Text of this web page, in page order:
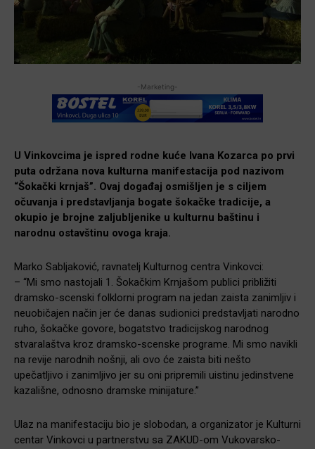
-Marketing-
U Vinkovcima je ispred rodne kuće Ivana Kozarca po prvi
puta održana nova kulturna manifestacija pod nazivom
“Šokački krnjaš”. Ovaj događaj osmišljen je s ciljem
očuvanja i predstavljanja bogate šokačke tradicije, a
okupio je brojne zaljubljenike u kulturnu baštinu i
narodnu ostavštinu ovoga kraja.
Marko Sabljaković, ravnatelj Kulturnog centra Vinkovci:
– “Mi smo nastojali 1. Šokačkim Krnjašom publici približiti
dramsko-scenski folklorni program na jedan zaista zanimljiv i
neuobičajen način jer će danas sudionici predstavljati narodno
ruho, šokačke govore, bogatstvo tradicijskog narodnog
stvaralaštva kroz dramsko-scenske programe. Mi smo navikli
na revije narodnih nošnji, ali ovo će zaista biti nešto
upečatljivo i zanimljivo jer su oni pripremili uistinu jedinstvene
kazališne, odnosno dramske minijature.”
Ulaz na manifestaciju bio je slobodan, a organizator je Kulturni
centar Vinkovci u partnerstvu sa ZAKUD-om Vukovarsko-